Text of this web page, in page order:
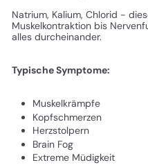
Natrium, Kalium, Chlorid -
Muskelkontraktion bis
alles durcheinander.
Typische Symptome:
Muskelkrämpfe
Kopfschmerzen
Herzstolpern
Brain Fog
Extreme Müdigkeit